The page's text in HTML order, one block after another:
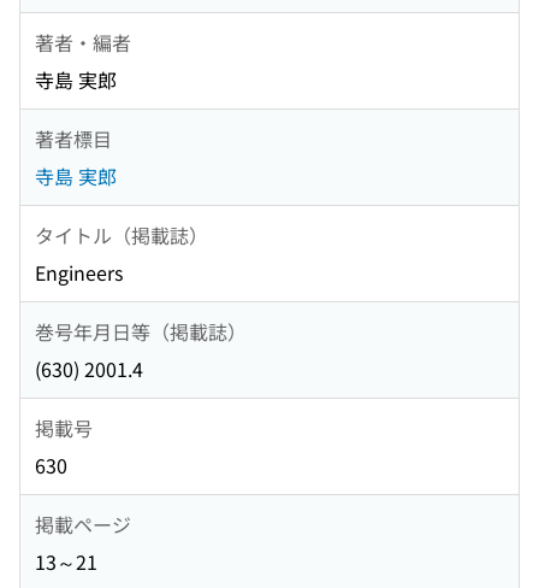
著者・編者
寺島 実郎
著者標目
寺島 実郎
タイトル（掲載誌）
Engineers
巻号年月日等（掲載誌）
(630) 2001.4
掲載号
630
掲載ページ
13～21